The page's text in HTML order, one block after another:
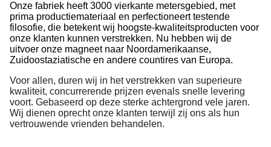
Onze fabriek heeft 3000 vierkante metersgebied, met
prima productiemateriaal en perfectioneert testende
filosofie, die betekent wij hoogste-kwaliteitsproducten voor
onze klanten kunnen verstrekken. Nu hebben wij de
uitvoer onze magneet naar Noordamerikaanse,
Zuidoostaziatische en andere countires van Europa.
Voor allen, duren wij in het verstrekken van superieure
kwaliteit, concurrerende prijzen evenals snelle levering
voort. Gebaseerd op deze sterke achtergrond vele jaren.
Wij dienen oprecht onze klanten terwijl zij ons als hun
vertrouwende vrienden behandelen.